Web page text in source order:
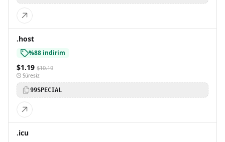
.host
%88 indirim
$1.19 $10.19
Süresiz
99SPECIAL
.icu